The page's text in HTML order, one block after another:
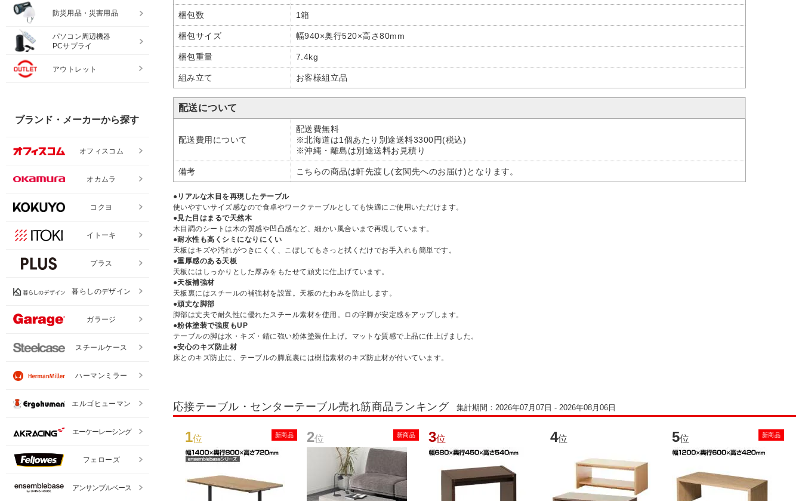
梱包数 1箱
梱包サイズ 幅940×奥行520×高さ80mm
梱包重量 7.4kg
組み立て お客様組立品
配送について
配送費用について
配送費無料
※北海道は1個あたり別途送料3300円(税込)
※沖縄・離島は別途送料お見積り
備考 こちらの商品は軒先渡し(玄関先へのお届け)となります。
●リアルな木目を再現したテーブル
使いやすいサイズ感なので食卓やワークテーブルとしても快適にご使用いただけます。
●見た目はまるで天然木
木目調のシートは木の質感や凹凸感など、細かい風合いまで再現しています。
●耐水性も高くシミになりにくい
天板はキズや汚れがつきにくく、こぼしてもさっと拭くだけでお手入れも簡単です。
●重厚感のある天板
天板にはしっかりとした厚みをもたせて頑丈に仕上げています。
●天板補強材
天板裏にはスチールの補強材を設置。天板のたわみを防止します。
●頑丈な脚部
脚部は丈夫で耐久性に優れたスチール素材を使用。ロの字脚が安定感をアップします。
●粉体塗装で強度もUP
テーブルの脚は水・キズ・錆に強い粉体塗装仕上げ。マットな質感で上品に仕上げました。
●安心のキズ防止材
床とのキズ防止に、テーブルの脚底裏には樹脂素材のキズ防止材が付いています。
応接テーブル・センターテーブル売れ筋商品ランキング 集計期間：2026年07月07日 - 2026年08月06日
1位 新商品 2位 新商品 3位 4位 5位 新商品
防災用品・災害用品
パソコン周辺機器
PCサプライ
アウトレット
ブランド・メーカーから探す
オフィスコム
オカムラ
コクヨ
イトーキ
プラス
暮らしのデザイン
ガラージ
スチールケース
ハーマンミラー
エルゴヒューマン
エーケーレーシング
フェローズ
アンサンブルベース